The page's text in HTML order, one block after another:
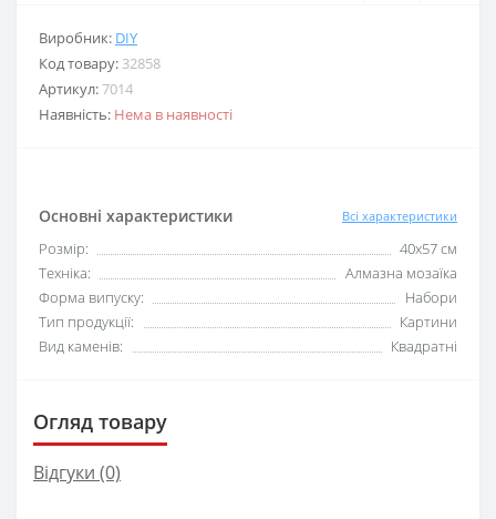
Виробник: DIY
Код товару: 32858
Артикул:7014
Наявність: Нема в наявності
Основні характеристики Всі характеристики
Розмір:
40х57 см
Техніка:
Алмазна мозаїка
Форма випуску:
Набори
Тип продукції:
Картини
Вид каменів:
Квадратні
Огляд товару
Відгуки (0)